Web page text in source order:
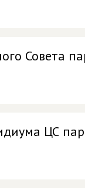
Совета
ЦС